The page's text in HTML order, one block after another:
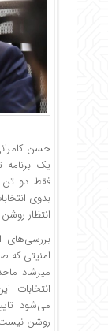
حسن
یک برنامه
فقط دو تن
بدوی
انتظار
بررسی‌های
امنیتی که
میرشاد
انتخابات
می‌شود
روشن